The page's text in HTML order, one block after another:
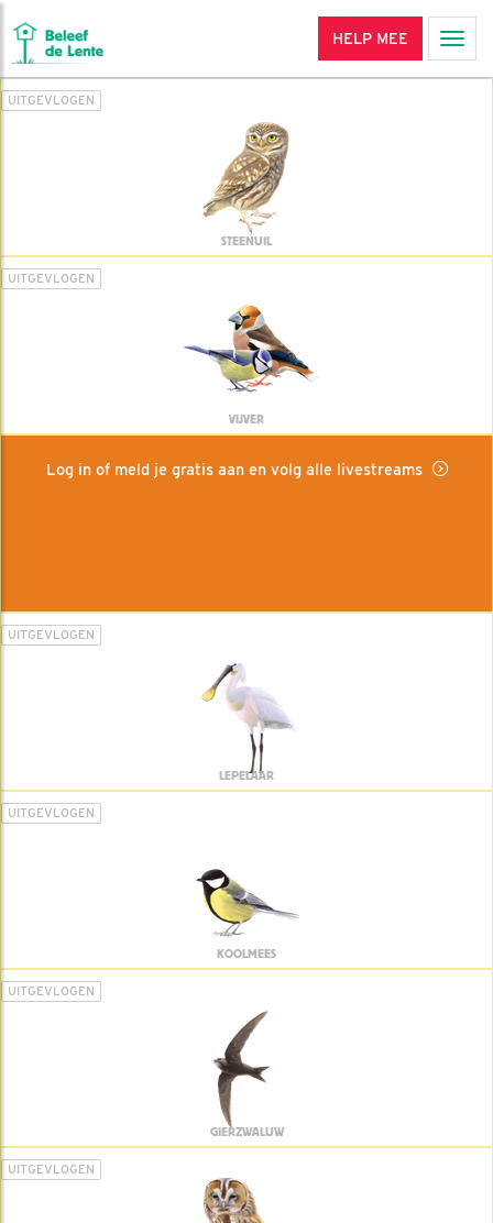
HELP MEE
UITGEVLOGEN
STEENUIL
UITGEVLOGEN
VIJVER
Log in of meld je gratis aan en volg alle livestreams
UITGEVLOGEN
LEPELAAR
UITGEVLOGEN
KOOLMEES
UITGEVLOGEN
GIERZWALUW
UITGEVLOGEN